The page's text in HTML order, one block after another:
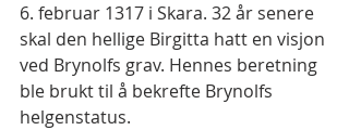
6. februar 1317 i Skara. 32 år senere
skal den hellige Birgitta hatt en visjon
ved Brynolfs grav. Hennes beretning
ble brukt til å bekrefte Brynolfs
helgenstatus.